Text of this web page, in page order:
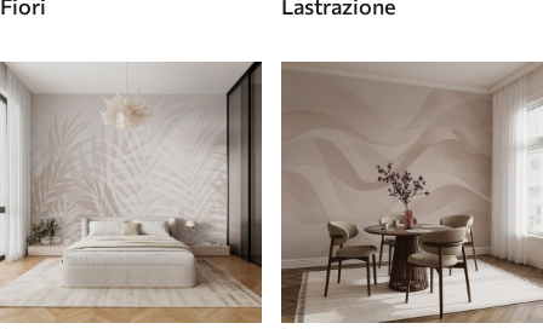
Fiori Lastrazione